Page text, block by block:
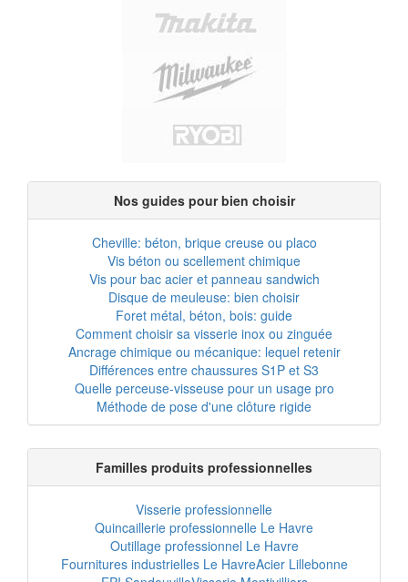
Nos guides pour bien choisir
Cheville: béton, brique creuse ou placo
Vis béton ou scellement chimique
Vis pour bac acier et panneau sandwich
Disque de meuleuse: bien choisir
Foret métal, béton, bois: guide
Comment choisir sa visserie inox ou zinguée
Ancrage chimique ou mécanique: lequel retenir
Différences entre chaussures S1P et S3
Quelle perceuse-visseuse pour un usage pro
Méthode de pose d'une clôture rigide
Familles produits professionnelles
Visserie professionnelle
Quincaillerie professionnelle Le Havre
Outillage professionnel Le Havre
Fournitures industrielles Le HavreAcier Lillebonne